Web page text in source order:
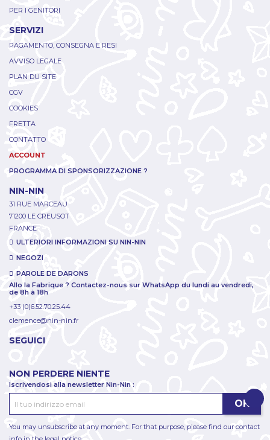
PER I GENITORI
SERVIZI
PAGAMENTO, CONSEGNA E RESI
AVVISO LEGALE
PLAN DU SITE
CGV
COOKIES
FRETTA
CONTATTO
ACCOUNT
PROGRAMMA DI SPONSORIZZAZIONE ?
NIN-NIN
31 RUE MARCEAU
71200 LE CREUSOT
FRANCE
ULTERIORI INFORMAZIONI SU NIN-NIN
NEGOZI
PAROLE DE DARONS
Allo la Fabrique ? Contactez-nous sur WhatsApp du lundi au vendredi,
de 8h à 18h
+33 (0)6.52.70.25.44
clemence@nin-nin.fr
SEGUICI
NON PERDERE NIENTE
Iscrivendosi alla newsletter Nin-Nin :
You may unsubscribe at any moment. For that purpose, please find our contact